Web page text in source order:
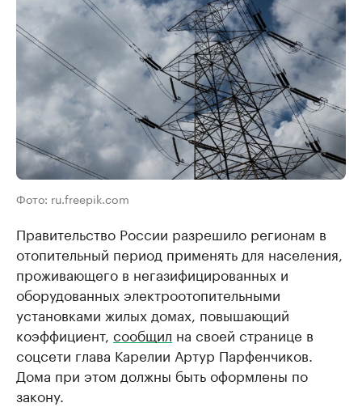
Фото: ru.freepik.com
Правительство России разрешило регионам в
отопительный период применять для населения,
проживающего в негазифицированных и
оборудованных электроотопительными
установками жилых домах, повышающий
коэффициент, сообщил на своей странице в
соцсети глава Карелии Артур Парфенчиков.
Дома при этом должны быть оформлены по
закону.